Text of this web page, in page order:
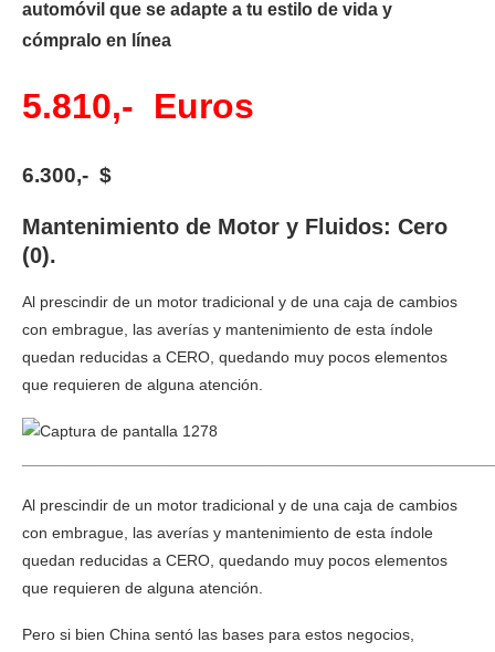
automóvil que se adapte a tu estilo de vida y
cómpralo en línea
5.810,- Euros
6.300,- $
Mantenimiento de Motor y Fluidos: Cero
(0).
Al prescindir de un motor tradicional y de una caja de cambios
con embrague, las averías y mantenimiento de esta índole
quedan reducidas a CERO, quedando muy pocos elementos
que requieren de alguna atención.
Al prescindir de un motor tradicional y de una caja de cambios
con embrague, las averías y mantenimiento de esta índole
quedan reducidas a CERO, quedando muy pocos elementos
que requieren de alguna atención.
Pero si bien China sentó las bases para estos negocios,